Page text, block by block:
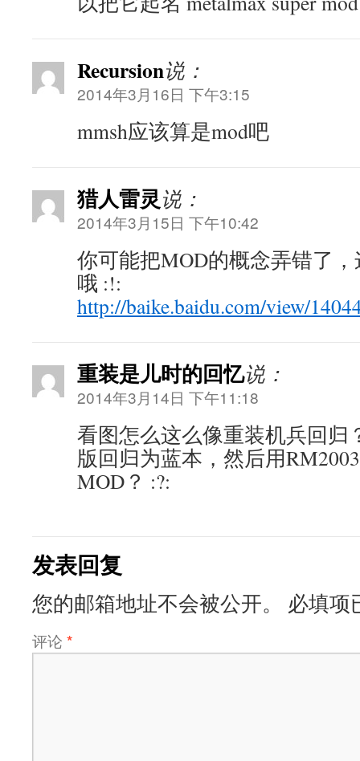
Recursion说：
2014年3月16日 下午3:15
mmsh应该算是mod吧
猎人雷灵说：
2014年3月15日 下午10:42
你可能把MOD的概念弄错了
哦 :!:
http://baike.baidu.com/view/
重装是儿时的回忆说：
2014年3月14日 下午11:18
看图怎么这么像重装机兵回归
版回归为蓝本，然后用
MOD？ :?:
发表回复
您的邮箱地址不会被公开。 必填项
评论 *